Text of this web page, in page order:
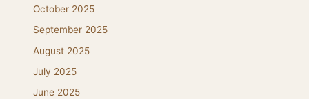
October 2025
September 2025
August 2025
July 2025
June 2025